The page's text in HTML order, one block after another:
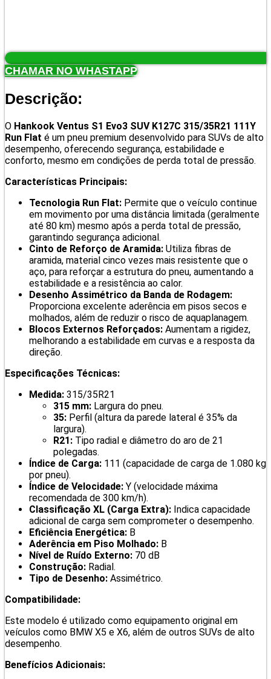
CHAMAR NO WHASTAPP
Descrição:
O Hankook Ventus S1 Evo3 SUV K127C 315/35R21 111Y
Run Flat é um pneu premium desenvolvido para SUVs de alto
desempenho, oferecendo segurança, estabilidade e
conforto, mesmo em condições de perda total de pressão.
Características Principais:
Tecnologia Run Flat: Permite que o veículo continue
em movimento por uma distância limitada (geralmente
até 80 km) mesmo após a perda total de pressão,
garantindo segurança adicional.
Cinto de Reforço de Aramida: Utiliza fibras de
aramida, material cinco vezes mais resistente que o
aço, para reforçar a estrutura do pneu, aumentando a
estabilidade e a resistência ao calor.
Desenho Assimétrico da Banda de Rodagem:
Proporciona excelente aderência em pisos secos e
molhados, além de reduzir o risco de aquaplanagem.
Blocos Externos Reforçados: Aumentam a rigidez,
melhorando a estabilidade em curvas e a resposta da
direção.
Especificações Técnicas:
Medida: 315/35R21
315 mm: Largura do pneu.
35: Perfil (altura da parede lateral é 35% da
largura).
R21: Tipo radial e diâmetro do aro de 21
polegadas.
Índice de Carga: 111 (capacidade de carga de 1.080 kg
por pneu).
Índice de Velocidade: Y (velocidade máxima
recomendada de 300 km/h).
Classificação XL (Carga Extra): Indica capacidade
adicional de carga sem comprometer o desempenho.
Eficiência Energética: B
Aderência em Piso Molhado: B
Nível de Ruído Externo: 70 dB
Construção: Radial.
Tipo de Desenho: Assimétrico.
Compatibilidade:
Este modelo é utilizado como equipamento original em
veículos como BMW X5 e X6, além de outros SUVs de alto
desempenho.
Benefícios Adicionais: